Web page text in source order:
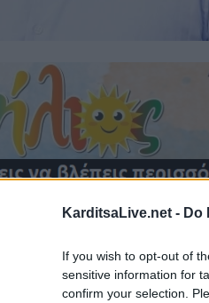
KarditsaLive.net - Do
If you wish to opt-out of
sensitive information for
confirm your selection.